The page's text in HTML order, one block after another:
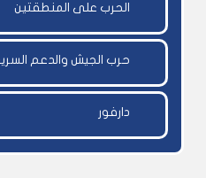
الحرب على المنطقتين
حرب الجيش والدعم
دارفور